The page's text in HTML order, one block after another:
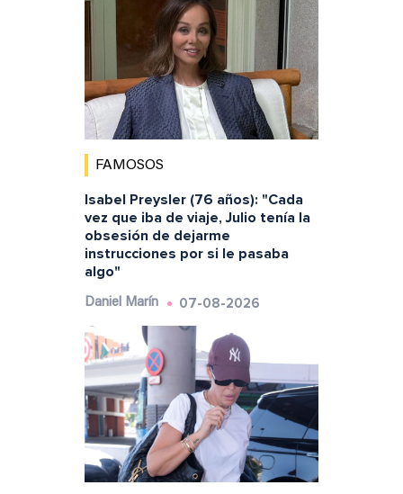
FAMOSOS
Isabel Preysler (76 años): "Cada
vez que iba de viaje, Julio tenía la
obsesión de dejarme
instrucciones por si le pasaba
algo"
Daniel Marín 07-08-2026